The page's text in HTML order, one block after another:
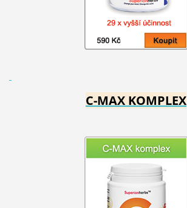
C-MAX KOMPLEX